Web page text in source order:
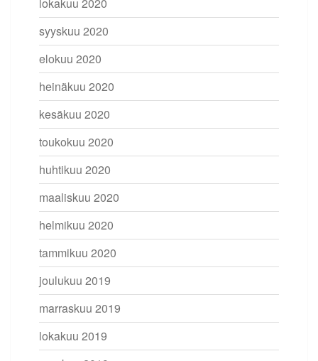
syyskuu 2020
elokuu 2020
heinäkuu 2020
kesäkuu 2020
toukokuu 2020
huhtikuu 2020
maaliskuu 2020
helmikuu 2020
tammikuu 2020
joulukuu 2019
marraskuu 2019
lokakuu 2019